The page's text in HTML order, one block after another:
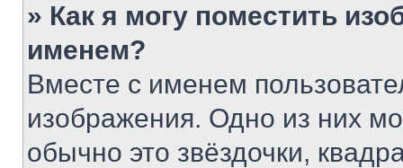
» Как я могу поместить
именем?
Вместе с именем
изображения. Одно из них
обычно это звёздочки,